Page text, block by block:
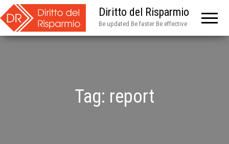
Diritto del Risparmio
Be updated Be faster Be effective
Tag: report